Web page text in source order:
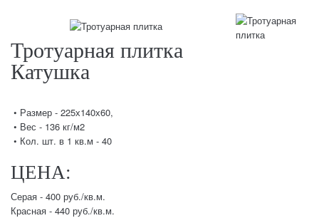
Тротуарная плитка
Катушка
• Размер - 225х140х60,
• Вес - 136 кг/м2
• Кол. шт. в 1 кв.м - 40
ЦЕНА:
Серая - 400 руб./кв.м.
Красная - 440 руб./кв.м.